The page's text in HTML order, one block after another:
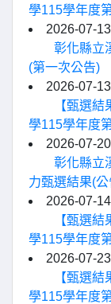
學115學年度
2026-07-13
彰化縣立
(第一次公告)
2026-07-13
【甄選
學115學年度
2026-07-20
彰化縣立
力甄選結果(公
2026-07-14
【甄選
學115學年度
2026-07-23
【甄選
學115學年度